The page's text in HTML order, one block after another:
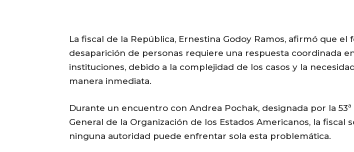
La fiscal de la República, Ernestina Godoy Ramos, afirmó que el
desaparición de personas requiere una respuesta coordinada
instituciones, debido a la complejidad de los casos y la
manera inmediata.
Durante un encuentro con Andrea Pochak, designada por la 53ª
General de la Organización de los Estados Americanos, la fiscal
ninguna autoridad puede enfrentar sola esta problemática.